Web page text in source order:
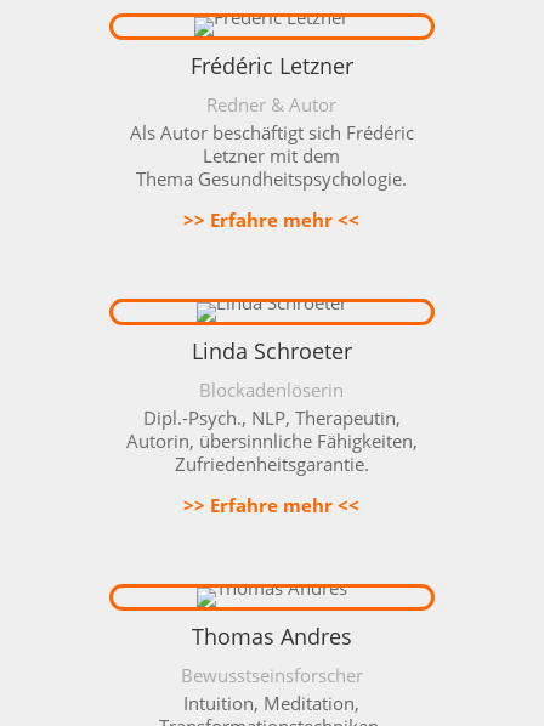
Frédéric Letzner
Redner & Autor
Als Autor beschäftigt sich Frédéric
Letzner mit dem
Thema Gesundheitspsychologie.
>> Erfahre mehr <<
Linda Schroeter
Blockadenlöserin
Dipl.-Psych., NLP, Therapeutin,
Autorin, übersinnliche Fähigkeiten,
Zufriedenheitsgarantie.
>> Erfahre mehr <<
Thomas Andres
Bewusstseinsforscher
Intuition, Meditation,